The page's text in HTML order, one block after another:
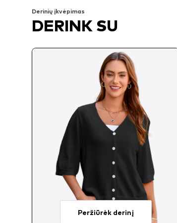
Derinių įkvėpimas
DERINK SU
Peržiūrėk derinį